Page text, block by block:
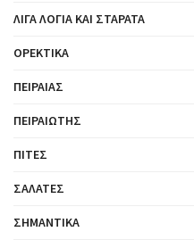
ΛΊΓΑ ΛΌΓΙΑ ΚΑΙ ΣΤΑΡΆΤΑ
ΟΡΕΚΤΙΚΆ
ΠΕΙΡΑΙΆΣ
ΠΕΙΡΑΙΏΤΗΣ
ΠΊΤΕΣ
ΣΑΛΆΤΕΣ
ΣΗΜΑΝΤΙΚΆ